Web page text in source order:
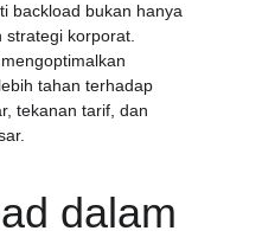
backload bukan hanya
korporat.
tahan terhadap
tekanan tarif, dan
dalam